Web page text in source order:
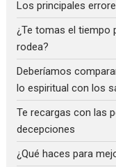
Los principales
¿Te tomas el tiempo
rodea?
Deberíamos
lo espiritual con los
Te recargas con las
decepciones
¿Qué haces para